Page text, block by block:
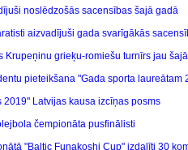
noslēdzošās sacensības šajā gadā
aizvadījuši gada svarīgākās
Krupeņinu grieķu-romiešu turnīrs jau
pieteikšana "Gada sporta laureātam
2019" Latvijas kausa izcīņas posms
čempionāta pusfinālisti
"Baltic Funakoshi Cup" izdalīti 30